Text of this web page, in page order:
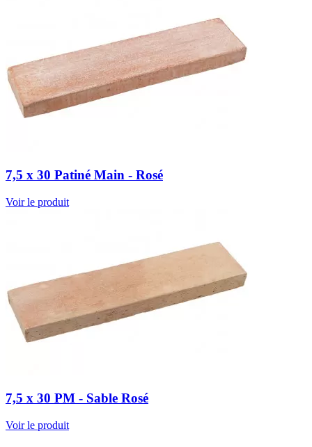
7,5 x 30 Patiné Main - Rosé
Voir le produit
7,5 x 30 PM - Sable Rosé
Voir le produit